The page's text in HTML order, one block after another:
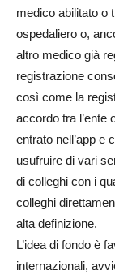
medico abilitato o
ospedaliero o,
altro medico già
registrazione
così come la
accordo tra l’ente
entrato nell’app e
usufruire di vari
di colleghi con i
colleghi
alta definizione.
L’idea di fondo è
internazionali,